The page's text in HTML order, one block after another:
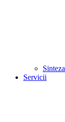
Servicii